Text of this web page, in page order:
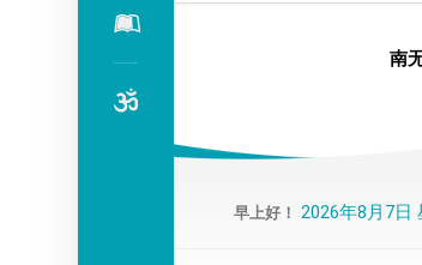
王
南
早上好！ 2026年8月7日